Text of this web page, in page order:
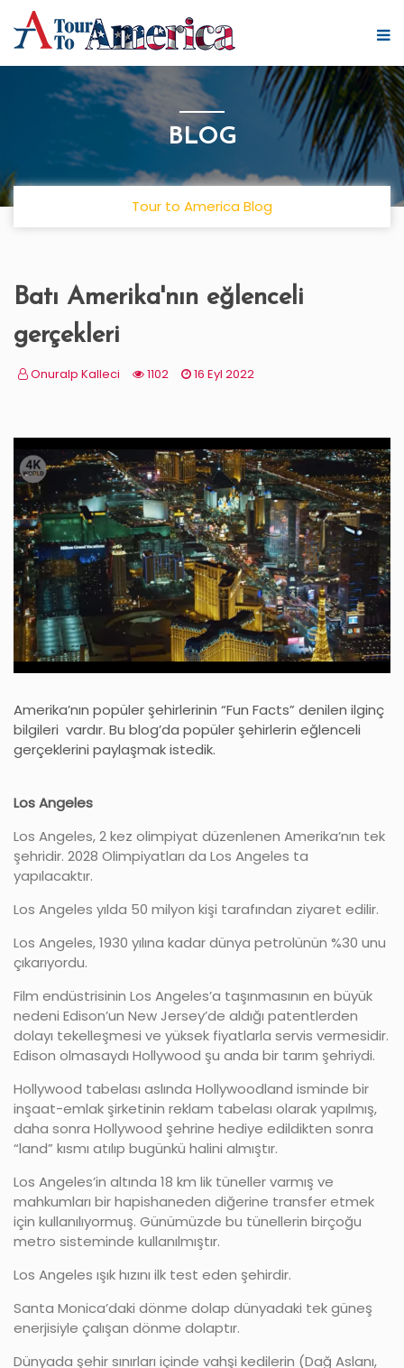
BLOG
Tour to America Blog
Batı Amerika'nın eğlenceli
gerçekleri
Onuralp Kalleci 1102 16 Eyl 2022
Amerika’nın popüler şehirlerinin “Fun Facts” denilen ilginç
bilgileri vardır. Bu blog’da popüler şehirlerin eğlenceli
gerçeklerini paylaşmak istedik.
Los Angeles
Los Angeles, 2 kez olimpiyat düzenlenen Amerika’nın tek
şehridir. 2028 Olimpiyatları da Los Angeles ta
yapılacaktır.
Los Angeles yılda 50 milyon kişi tarafından ziyaret edilir.
Los Angeles, 1930 yılına kadar dünya petrolünün %30 unu
çıkarıyordu.
Film endüstrisinin Los Angeles’a taşınmasının en büyük
nedeni Edison’un New Jersey’de aldığı patentlerden
dolayı tekelleşmesi ve yüksek fiyatlarla servis vermesidir.
Edison olmasaydı Hollywood şu anda bir tarım şehriydi.
Hollywood tabelası aslında Hollywoodland isminde bir
inşaat-emlak şirketinin reklam tabelası olarak yapılmış,
daha sonra Hollywood şehrine hediye edildikten sonra
“land” kısmı atılıp bugünkü halini almıştır.
Los Angeles’in altında 18 km lik tüneller varmış ve
mahkumları bir hapishaneden diğerine transfer etmek
için kullanılıyormuş. Günümüzde bu tünellerin birçoğu
metro sisteminde kullanılmıştır.
Los Angeles ışık hızını ilk test eden şehirdir.
Santa Monica’daki dönme dolap dünyadaki tek güneş
enerjisiyle çalışan dönme dolaptır.
Dünyada şehir sınırları içinde vahşi kedilerin (Dağ Aslanı,